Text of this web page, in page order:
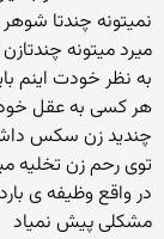
نمیتونه چندتا
میرد میتونه
به نظر خودت اینم
هر کسی به عقل
چندید زن سکس
توی رحم زن تخلیه
در واقع وظیفه ی
مشکلی پیش نمیاد